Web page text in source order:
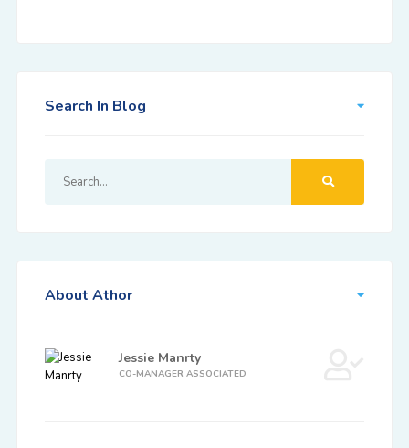
Search In Blog
About Athor
Jessie Manrty
CO-MANAGER ASSOCIATED